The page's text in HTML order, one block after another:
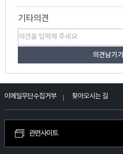
기타의견
이메일무단수집거부 찾아오시는 길
관련사이트